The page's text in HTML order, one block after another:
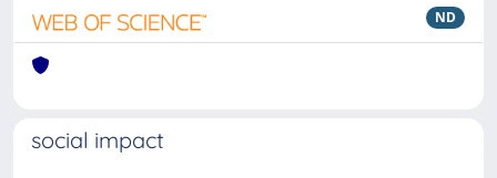
ND
social impact